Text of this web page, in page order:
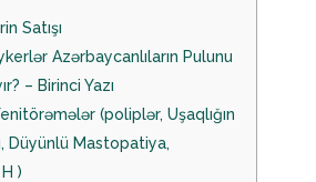
Satışı
Azərbaycanlıların Pulunu
– Birinci Yazı
(poliplər, Uşaqlığın
Düyünlü Mastopatiya,
)